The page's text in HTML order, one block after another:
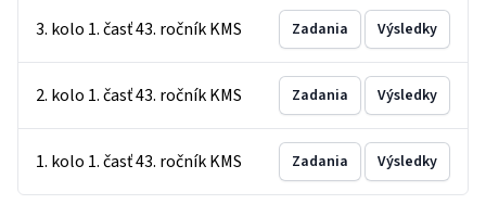
3. kolo 1. časť 43. ročník KMS Zadania Výsledky
2. kolo 1. časť 43. ročník KMS Zadania Výsledky
1. kolo 1. časť 43. ročník KMS Zadania Výsledky